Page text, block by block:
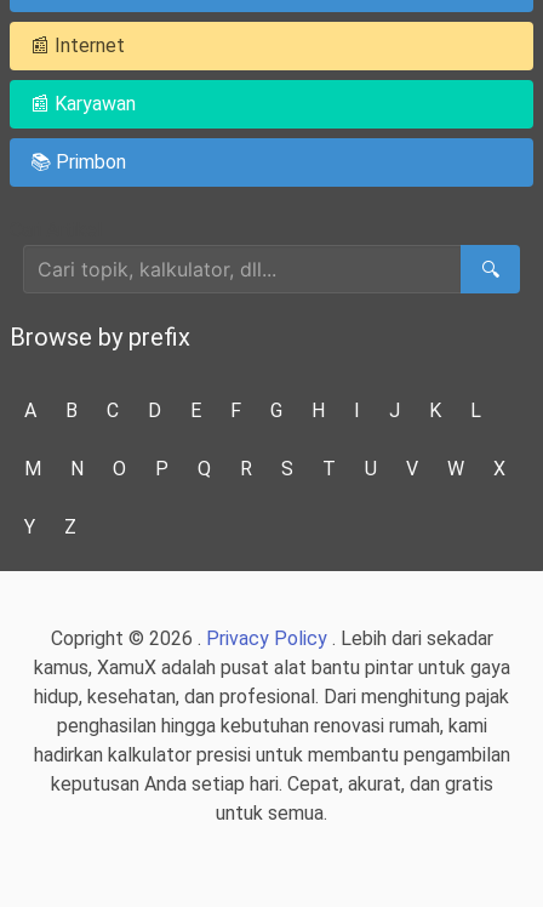
📰 Internet
📰 Karyawan
📚 Primbon
🔍
Browse by prefix
A B C D E F G H I J K L
M N O P Q R S T U V W X
Y Z
Copright © 2026 . Privacy Policy. Lebih dari sekadar
kamus, XamuX adalah pusat alat bantu pintar untuk gaya
hidup, kesehatan, dan profesional. Dari menghitung pajak
penghasilan hingga kebutuhan renovasi rumah, kami
hadirkan kalkulator presisi untuk membantu pengambilan
keputusan Anda setiap hari. Cepat, akurat, dan gratis
untuk semua.